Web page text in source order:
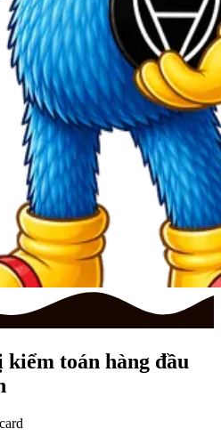
kiểm toán hàng đầu